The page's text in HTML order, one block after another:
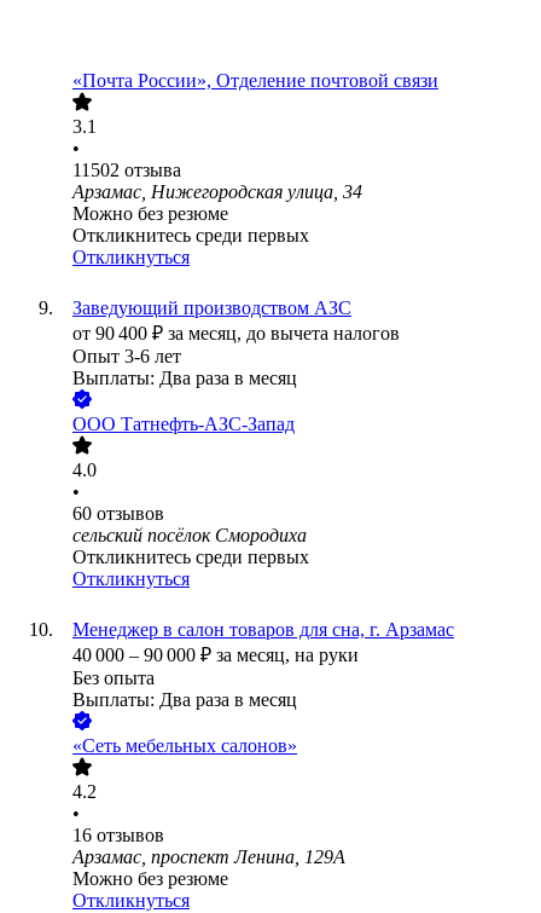
«Почта России», Отделение почтовой связи
3.1
•
11502 отзыва
Арзамас, Нижегородская улица, 34
Можно без резюме
Откликнитесь среди первых
Откликнуться
Заведующий производством АЗС
от 90 400 ₽ за месяц, до вычета налогов
Опыт 3-6 лет
Выплаты: Два раза в месяц
ООО Татнефть-АЗС-Запад
4.0
•
60 отзывов
сельский посёлок Смородиха
Откликнитесь среди первых
Откликнуться
Менеджер в салон товаров для сна, г. Арзамас
40 000 – 90 000 ₽ за месяц, на руки
Без опыта
Выплаты: Два раза в месяц
«Сеть мебельных салонов»
4.2
•
16 отзывов
Арзамас, проспект Ленина, 129А
Можно без резюме
Откликнуться